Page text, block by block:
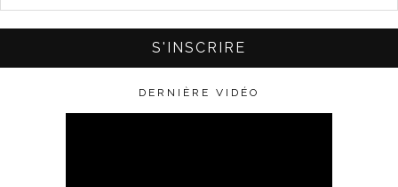
DERNIÈRE VIDÉO